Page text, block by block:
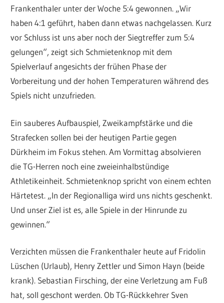
Frankenthaler unter der Woche 5:4 gewonnen. „Wir
haben 4:1 geführt, haben dann etwas nachgelassen. Kurz
vor Schluss ist uns aber noch der Siegtreffer zum 5:4
gelungen“, zeigt sich Schmietenknop mit dem
Spielverlauf angesichts der frühen Phase der
Vorbereitung und der hohen Temperaturen während des
Spiels nicht unzufrieden.
Ein sauberes Aufbauspiel, Zweikampfstärke und die
Strafecken sollen bei der heutigen Partie gegen
Dürkheim im Fokus stehen. Am Vormittag absolvieren
die TG-Herren noch eine zweieinhalbstündige
Athletikeinheit. Schmietenknop spricht von einem echten
Härtetest. „In der Regionalliga wird uns nichts geschenkt.
Und unser Ziel ist es, alle Spiele in der Hinrunde zu
gewinnen.“
Verzichten müssen die Frankenthaler heute auf Fridolin
Lüschen (Urlaub), Henry Zettler und Simon Hayn (beide
krank). Sebastian Firsching, der eine Verletzung am Fuß
hat, soll geschont werden. Ob TG-Rückkehrer Sven